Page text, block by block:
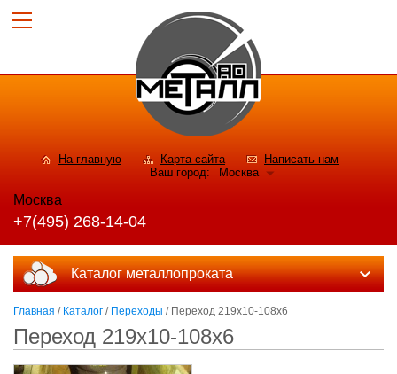
На главную Карта сайта
Написать нам
Ваш город:
Москва
Москва
+7(495) 268-14-04
Каталог металлопроката
Главная / Каталог / Переходы / Переход 219х10-108х6
Переход 219х10-108х6